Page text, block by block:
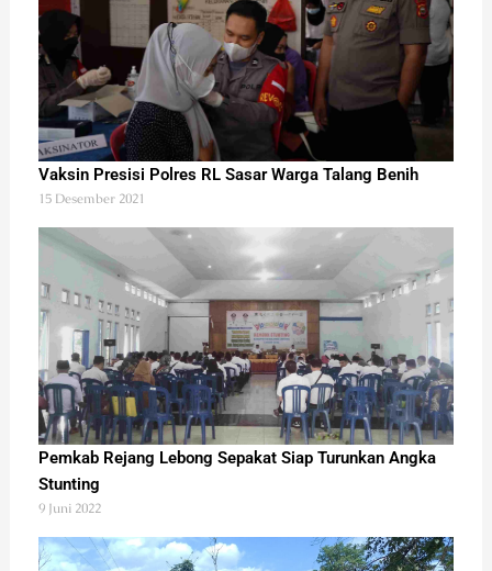
Vaksin Presisi Polres RL Sasar Warga Talang Benih
15 Desember 2021
Pemkab Rejang Lebong Sepakat Siap Turunkan Angka
Stunting
9 Juni 2022